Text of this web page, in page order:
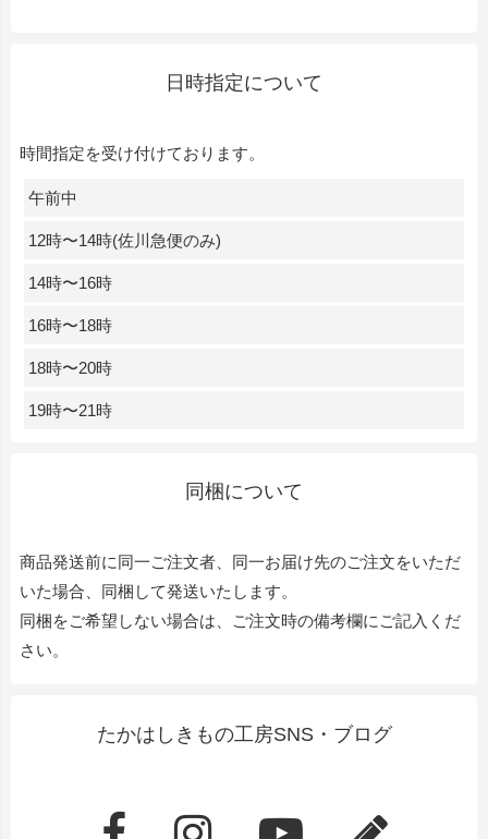
日時指定について
時間指定を受け付けております。
午前中
12時〜14時(佐川急便のみ)
14時〜16時
16時〜18時
18時〜20時
19時〜21時
同梱について
商品発送前に同一ご注文者、同一お届け先のご注文をいただ
いた場合、同梱して発送いたします。
同梱をご希望しない場合は、ご注文時の備考欄にご記入くだ
さい。
たかはしきもの工房SNS・ブログ